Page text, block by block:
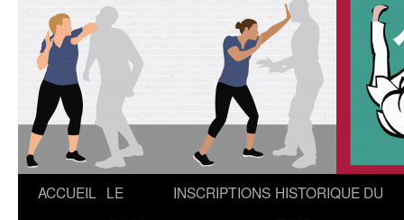
ACCUEIL LE
INSCRIPTIONS HISTORIQUE DU